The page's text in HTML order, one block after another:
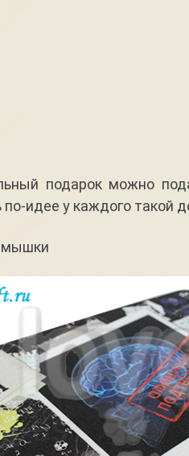
подарок можно
по-идее у каждого такой
мышки